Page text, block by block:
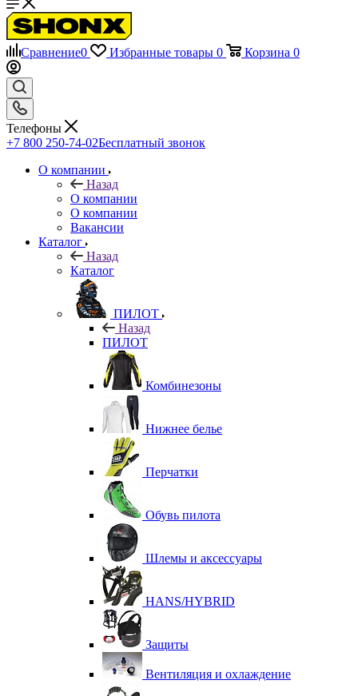
Сравнение0 Избранные товары 0 Корзина 0
Телефоны
+7 800 250-74-02Бесплатный звонок
О компании
Назад
О компании
О компании
Вакансии
Каталог
Назад
Каталог
ПИЛОТ
Назад
ПИЛОТ
Комбинезоны
Нижнее белье
Перчатки
Обувь пилота
Шлемы и аксессуары
HANS/HYBRID
Защиты
Вентиляция и охлаждение